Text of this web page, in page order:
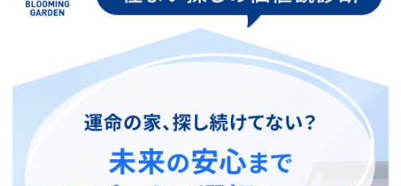
この物件を見ている人に
おすすめの物件